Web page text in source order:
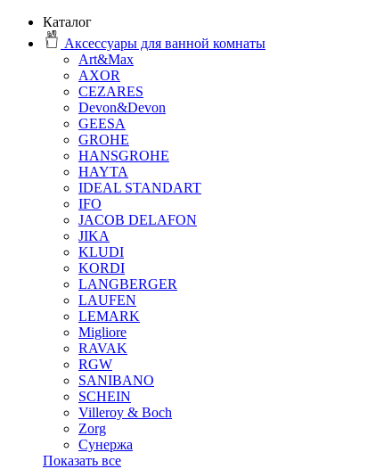
Каталог
Аксессуары для ванной комнаты
Art&Max
AXOR
CEZARES
Devon&Devon
GEESA
GROHE
HANSGROHE
HAYTA
IDEAL STANDART
IFO
JACOB DELAFON
JIKA
KLUDI
KORDI
LANGBERGER
LAUFEN
LEMARK
Migliore
RAVAK
RGW
SANIBANO
SCHEIN
Villeroy & Boch
Zorg
Сунержа
Показать все